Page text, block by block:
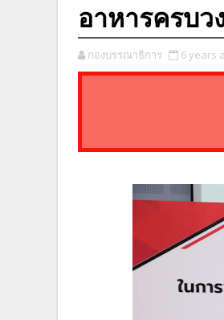
อาหารครบว
กองบรรณาธิการ 6 years